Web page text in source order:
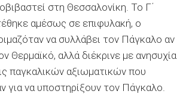
στη Θεσσαλονίκη. Το Γ΄
αμέσως σε επιφυλακή, ο
να συλλάβει τον Πάγκαλο αν
Θερμαϊκό, αλλά διέκρινε με ανησυχία
παγκαλικών αξιωματικών που
για να υποστηρίξουν τον Πάγκαλο.